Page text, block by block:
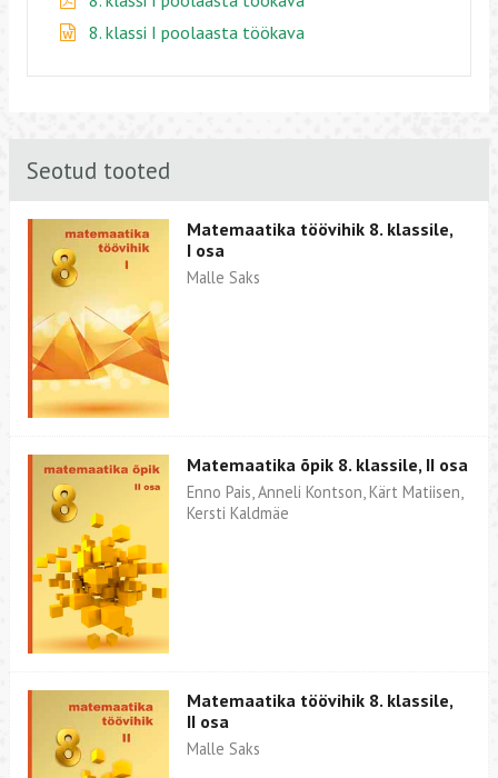
8. klassi I poolaasta töökava
Seotud tooted
Matemaatika töövihik 8. klassile,
I osa
Malle Saks
Matemaatika õpik 8. klassile, II osa
Enno Pais, Anneli Kontson, Kärt Matiisen,
Kersti Kaldmäe
Matemaatika töövihik 8. klassile,
II osa
Malle Saks